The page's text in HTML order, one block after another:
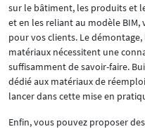
sur le bâtiment, les produits et
et en les reliant au modèle
pour vos clients. Le
matériaux nécessitent une
suffisamment de savoir-faire.
dédié aux matériaux de
lancer dans cette mise en
Enfin, vous pouvez proposer